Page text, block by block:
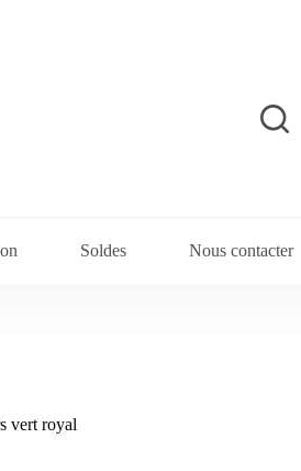
Soldes Nous contacter
vert royal